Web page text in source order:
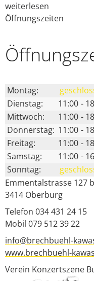
weiterlesen
Öffnungszeiten
Montag:
Dienstag:
11:00 -
Mittwoch:
11:00 -
Donnerstag: 11:00 -
Freitag:
11:00 -
Samstag:
11:00 -
Sonntag:
Emmentalstrasse 127 b
3414 Oberburg
Telefon 034 431 24 15
Mobil 079 512 39 22
info@brechbuehl-
www.brechbuehl-
Verein Konzertszene